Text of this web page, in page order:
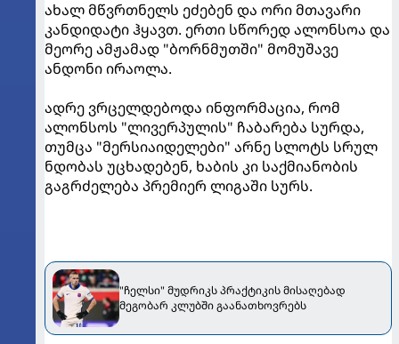
ახალ მწვრთნელს ეძებენ და ორი მთავარი
კანდიდატი ჰყავთ. ერთი სწორედ ალონსოა და
მეორე ამჟამად "ბორნმუთში" მომუშავე
ანდონი ირაოლა.
ადრე ვრცელდებოდა ინფორმაცია, რომ
ალონსოს "ლივერპულის" ჩაბარება სურდა,
თუმცა "მერსიაიდელები" არნე სლოტს სრულ
ნდობას უცხადებენ, ხაბის კი საქმიანობის
გაგრძელება პრემიერ ლიგაში სურს.
"ჩელსი" მუდრიკს პრაქტიკის მისაღებად
მეგობარ კლუბში გაანათხოვრებს